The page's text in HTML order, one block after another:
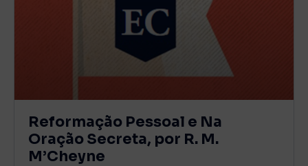
Reformação Pessoal e Na
Oração Secreta, por R. M.
M’Cheyne